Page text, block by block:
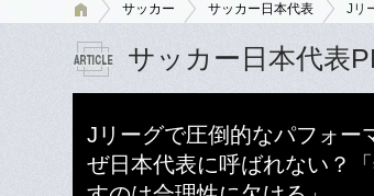
サッカー サッカー日本代表 Jリ
サッカー日本代表
Jリーグで圧倒的なパフォ
ぜ日本代表に呼ばれない？